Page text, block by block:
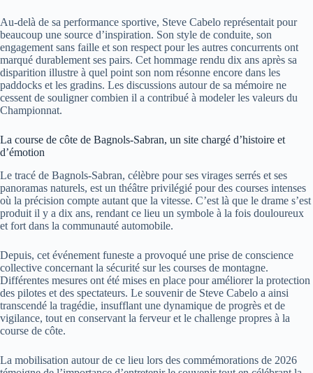
Au-delà de sa performance sportive, Steve Cabelo représentait pour
beaucoup une source d’inspiration. Son style de conduite, son
engagement sans faille et son respect pour les autres concurrents ont
marqué durablement ses pairs. Cet hommage rendu dix ans après sa
disparition illustre à quel point son nom résonne encore dans les
paddocks et les gradins. Les discussions autour de sa mémoire ne
cessent de souligner combien il a contribué à modeler les valeurs du
Championnat.
La course de côte de Bagnols-Sabran, un site chargé d’histoire et
d’émotion
Le tracé de Bagnols-Sabran, célèbre pour ses virages serrés et ses
panoramas naturels, est un théâtre privilégié pour des courses intenses
où la précision compte autant que la vitesse. C’est là que le drame s’est
produit il y a dix ans, rendant ce lieu un symbole à la fois douloureux
et fort dans la communauté automobile.
Depuis, cet événement funeste a provoqué une prise de conscience
collective concernant la sécurité sur les courses de montagne.
Différentes mesures ont été mises en place pour améliorer la protection
des pilotes et des spectateurs. Le souvenir de Steve Cabelo a ainsi
transcendé la tragédie, insufflant une dynamique de progrès et de
vigilance, tout en conservant la ferveur et le challenge propres à la
course de côte.
La mobilisation autour de ce lieu lors des commémorations de 2026